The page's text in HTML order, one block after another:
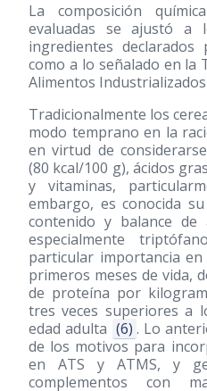
La composición
evaluadas se ajustó a
ingredientes
como a lo señalado en la
Alimentos Industrializados
Tradicionalmente los
modo temprano en la
en virtud de
(80 kcal/100 g), ácidos
y vitaminas,
embargo, es conocida
contenido y balance de
especialmente
particular importancia
primeros meses de vida,
de proteína por
tres veces superiores a
edad adulta (6) . Lo
de los motivos para
en ATS y ATMS, y
complementos con